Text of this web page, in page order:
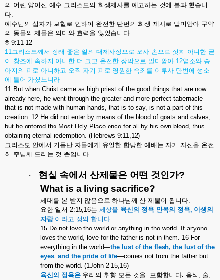
의 어린 양이신 예수 그리스도의 희생제사를 예고하는 것에 불과 했습니
다.
예수님의 십자가 보혈로 인하여 완전한 단번의 희생 제사로 말미암아 구약
의 동물의 제물은 의미와 효력을 잃었습니다.
히9:11-12
11그리스도께서 장래 좋은 일의 대제사장으로 오사 손으로 짓지 아니한 곧
이 창조에 속하지 아니한 더 크고 온전한 장막으로 말미암아 12염소와 송
아지의 피로 아니하고 오직 자기 피로 영원한 속죄를 이루사 단번에 성소
에 들어 가셨느니라
11 But when Christ came as high priest of the good things that are now
already here, he went through the greater and more perfect tabernacle
that is not made with human hands, that is to say, is not a part of this
creation. 12 He did not enter by means of the blood of goats and calves;
but he entered the Most Holy Place once for all by his own blood, thus
obtaining eternal redemption. (Hebrews 9:11,12)
그리스도 안에서 거듭난 자들에게 유일한 합당한 예배는 자기 자신을 온전
히 주님께 드리는 것 뿐입니다.
· 현실 속에서 산제물은 어떤 것인가?
What is a living sacrifice?
세대를 본 받지 않음으로 하나님께 산 제물이 됩니다.
요한 일서 2:15,16는 세상을 육신의 정욕 안목의 정욕, 이생의
자랑 이라고 정의 합니다.
15 Do not love the world or anything in the world. If anyone
loves the world, love for the father is not in them. 16 For
everything in the world—the lust of the flesh, the lust of the
eyes, and the pride of life—comes not from the father but
from the world. (1John 2:15,16)
육신의 정욕은 우리의 취향 모든 것을 포함합니다. 음식 , 술,